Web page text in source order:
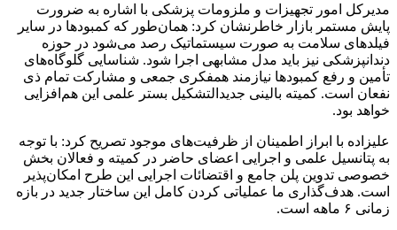
مدیرکل امور تجهیزات و ملزومات پزشکی با اشاره به ضرورت
پایش مستمر بازار خاطرنشان کرد: همان‌طور که کمبودها در سایر
فیلدهای سلامت به صورت سیستماتیک رصد می‌شود در حوزه
دندانپزشکی نیز باید مدل مشابهی اجرا شود. شناسایی گلوگاه‌های
تأمین و رفع کمبودها نیازمند همفکری جمعی و مشارکت تمام ذی
نفعان است. کمیته بالینی جدیدالتشکیل بستر علمی این هم‌افزایی
خواهد بود.
علیزاده با ابراز اطمینان از ظرفیت‌های موجود تصریح کرد: با توجه
به پتانسیل علمی و اجرایی اعضای حاضر در کمیته و فعالان بخش
خصوصی تدوین پلن جامع و اقتضائات اجرایی این طرح امکان‌پذیر
است. هدف‌گذاری ما عملیاتی کردن کامل این ساختار جدید در بازه
زمانی ۶ ماهه است.